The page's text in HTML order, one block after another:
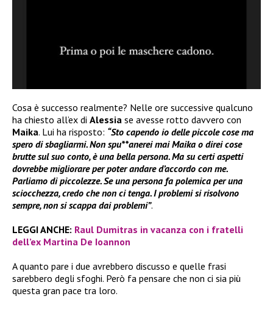
Cosa è successo realmente? Nelle ore successive qualcuno
ha chiesto all’ex di Alessia se avesse rotto davvero con
Maika. Lui ha risposto: “Sto capendo io delle piccole cose ma
spero di sbagliarmi. Non spu**anerei mai Maika o direi cose
brutte sul suo conto, è una bella persona. Ma su certi aspetti
dovrebbe migliorare per poter andare d’accordo con me.
Parliamo di piccolezze. Se una persona fa polemica per una
sciocchezza, credo che non ci tenga. I problemi si risolvono
sempre, non si scappa dai problemi”.
LEGGI ANCHE: Raul Dumitras in vacanza con i fratelli
dell’ex Martina De Ioannon
A quanto pare i due avrebbero discusso e quelle frasi
sarebbero degli sfoghi. Però fa pensare che non ci sia più
questa gran pace tra loro.